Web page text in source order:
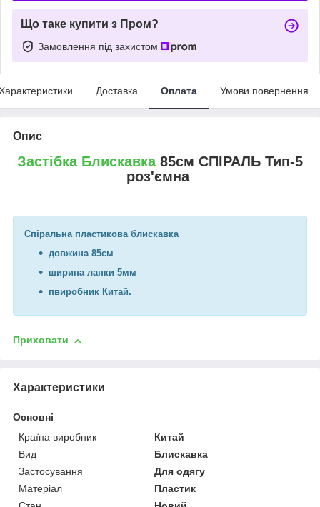
Що таке купити з Пром?
Замовлення під захистом
Доставка Оплата Умови повернення
Опис
Застібка Блискавка85см СПІРАЛЬ Тип-5
роз'ємна
Спіральна пластикова блискавка
довжина 85см
ширина ланки 5мм
пвиробник Китай.
Приховати
Характеристики
Основні
Країна виробник
Китай
Вид
Блискавка
Застосування
Для одягу
Матеріал
Пластик